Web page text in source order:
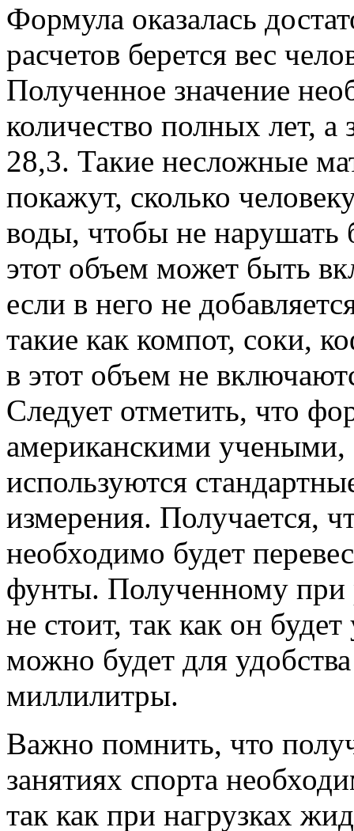
Формула оказалась
расчетов берется вес
Полученное значение
количество полных лет, а
28,3. Такие несложные
покажут, сколько
воды, чтобы не нарушать
этот объем может быть
если в него не
такие как компот, соки,
в этот объем не
Следует отметить, что
американскими учеными,
используются
измерения. Получается,
необходимо будет
фунты. Полученному при
не стоит, так как он
можно будет для
миллилитры.
Важно помнить, что
занятиях спорта
так как при нагрузках